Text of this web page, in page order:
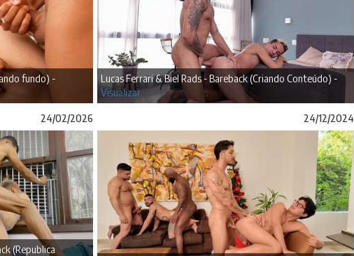
fundo) -
Lucas Ferrari & Biel Rads - Bareback (Criando Conteúdo) -
Visualizar
24/02/2026
(Republica
24/12/2024